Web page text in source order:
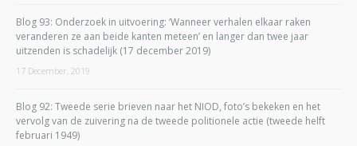
Blog 93: Onderzoek in uitvoering: ‘Wanneer verhalen elkaar raken
veranderen ze aan beide kanten meteen’ en langer dan twee jaar
uitzenden is schadelijk (17 december 2019)
17 December, 2019
Blog 92: Tweede serie brieven naar het NIOD, foto’s bekeken en het
vervolg van de zuivering na de tweede politionele actie (tweede helft
februari 1949)